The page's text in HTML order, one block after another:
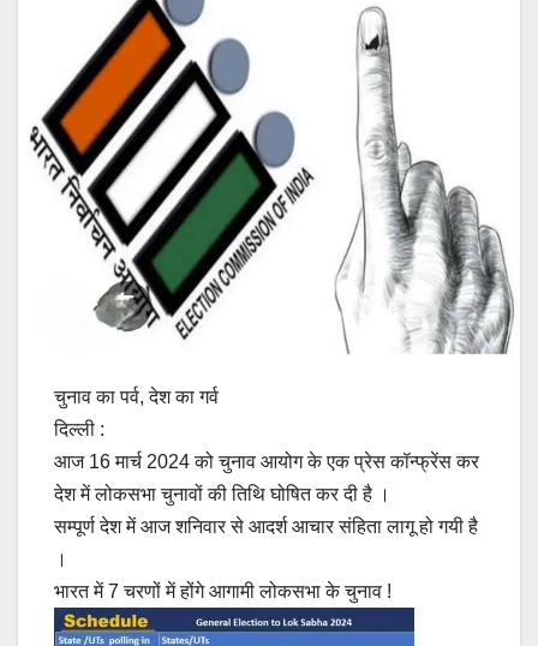
चुनाव का पर्व, देश का गर्व
दिल्ली :
आज 16 मार्च 2024 को चुनाव आयोग के एक प्रेस कॉन्फ्रेंस कर
देश में लोकसभा चुनावों की तिथि घोषित कर दी है ।
सम्पूर्ण देश में आज शनिवार से आदर्श आचार संहिता लागू हो गयी है
।
भारत में 7 चरणों में होंगे आगामी लोकसभा के चुनाव !